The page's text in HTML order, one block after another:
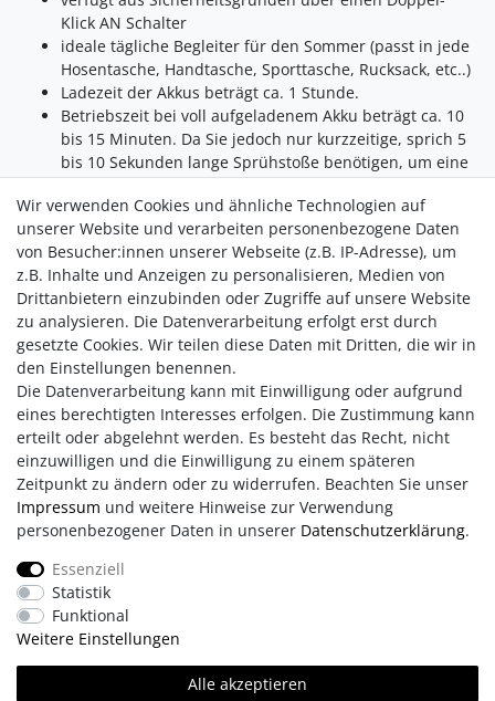
Klick AN Schalter
ideale tägliche Begleiter für den Sommer (passt in jede
Hosentasche, Handtasche, Sporttasche, Rucksack, etc..)
Ladezeit der Akkus beträgt ca. 1 Stunde.
Betriebszeit bei voll aufgeladenem Akku beträgt ca. 10
bis 15 Minuten. Da Sie jedoch nur kurzzeitige, sprich 5
bis 10 Sekunden lange Sprühstoße benötigen, um eine
Anwendungszeit.
Die Wassernebel-Macher werden mitreinem Wasser
betrieben. Wir empfehlen destilliertes Wasser zu verwenden,
um zu verhindern, dass die Wassernebeldüsen ggf.
verkalken.
Impressum AGB Daten­schutz­erklärung
Retouren/Reklamationen
Kontakt Team
Wir verwenden Cookies und ähnliche Technologien auf
unserer Website und verarbeiten personenbezogene Daten
von Besucher:innen unserer Webseite (z.B. IP-Adresse), um
z.B. Inhalte und Anzeigen zu personalisieren, Medien von
Drittanbietern einzubinden oder Zugriffe auf unsere Website
zu analysieren. Die Datenverarbeitung erfolgt erst durch
gesetzte Cookies. Wir teilen diese Daten mit Dritten, die wir in
den Einstellungen benennen.
Die Datenverarbeitung kann mit Einwilligung oder aufgrund
eines berechtigten Interesses erfolgen. Die Zustimmung kann
erteilt oder abgelehnt werden. Es besteht das Recht, nicht
einzuwilligen und die Einwilligung zu einem späteren
Zeitpunkt zu ändern oder zu widerrufen. Beachten Sie unser
Impressum und weitere Hinweise zur Verwendung
personenbezogener Daten in unserer Daten­schutz­erklärung.
Essenziell
Statistik
Funktional
Weitere Einstellungen
Alle akzeptieren